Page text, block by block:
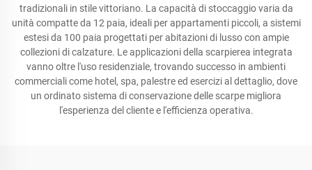
tradizionali in stile vittoriano. La capacità di stoccaggio varia da
unità compatte da 12 paia, ideali per appartamenti piccoli, a sistemi
estesi da 100 paia progettati per abitazioni di lusso con ampie
collezioni di calzature. Le applicazioni della scarpierea integrata
vanno oltre l'uso residenziale, trovando successo in ambienti
commerciali come hotel, spa, palestre ed esercizi al dettaglio, dove
un ordinato sistema di conservazione delle scarpe migliora
l'esperienza del cliente e l'efficienza operativa.